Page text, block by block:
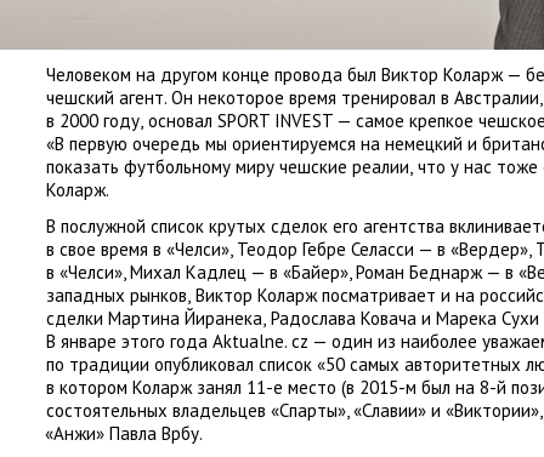
Человеком на другом конце провода был Виктор Коларж —
чешский агент. Он некоторое время тренировал в Австралии,
в 2000 году, основал SPORT INVEST — самое крепкое
«В первую очередь мы ориентируемся на немецкий и
показать футбольному миру чешские реалии, что у нас тоже
Коларж.
В послужной список крутых сделок его агентства
в свое время в «Челси», Теодор Гебре Селасси — в
в «Челси», Михал Кадлец — в «Байер», Роман Беднарж — в
западных рынков, Виктор Коларж посматривает и на
сделки Мартина Йиранека, Радослава Ковача и Марека Сухи
В январе этого года Aktualne. cz — один из наиболее
по традиции опубликовал список «50 самых авторитетных
в котором Коларж занял 11-е место (в 2015-м был на 8-й
состоятельных владельцев «Спарты», «Славии» и
«Анжи» Павла Врбу.